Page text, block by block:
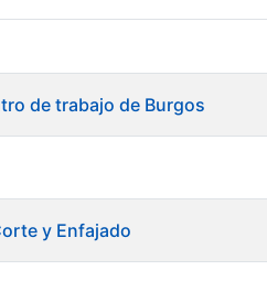
de trabajo de Burgos
y Enfajado